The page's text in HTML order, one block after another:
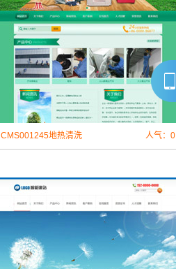
CMS001245地热清洗 人气：0